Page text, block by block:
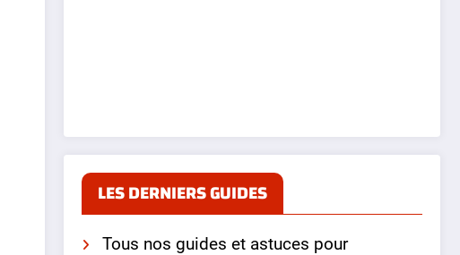
LES DERNIERS GUIDES
Tous nos guides et astuces pour